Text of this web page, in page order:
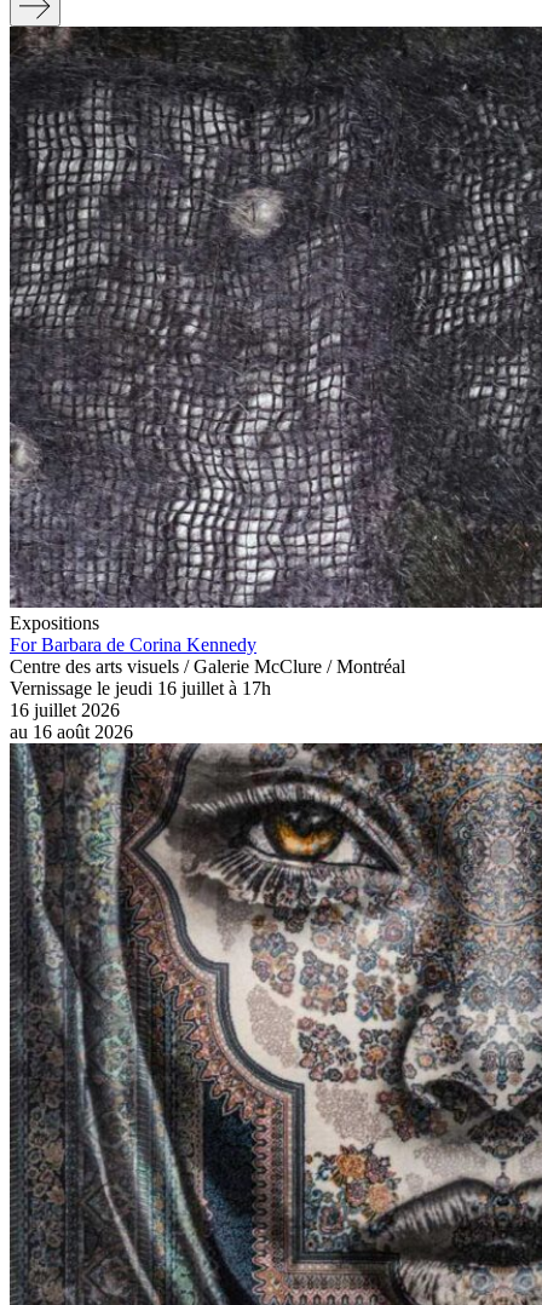
Expositions
For Barbara de Corina Kennedy
Centre des arts visuels / Galerie McClure / Montréal
Vernissage le jeudi 16 juillet à 17h
16 juillet 2026
au 16 août 2026